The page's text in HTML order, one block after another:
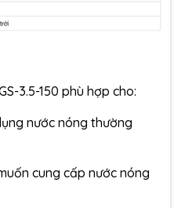
3.5-150 phù hợp cho:
nước nóng thường
cung cấp nước nóng